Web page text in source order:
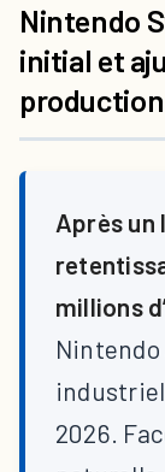
Nintendo
initial et
Après un
millions
2026.